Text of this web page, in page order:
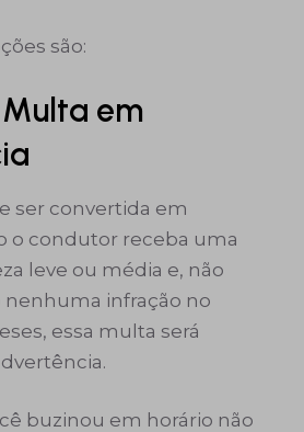
são:
em
ser convertida em
o condutor receba uma
leve ou média e, não
infração no
essa multa será
buzinou em horário não